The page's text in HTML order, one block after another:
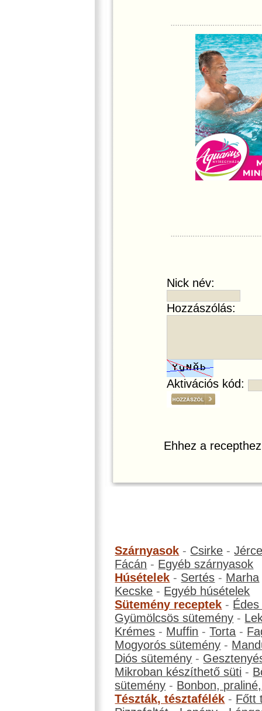
Nick név:
Hozzászólás:
Aktivációs kód:
Ehhez a
Szárnyasok - Csirke -
Fácán - Egyéb szárnyasok
Húsételek - Sertés - Marha
Kecske - Egyéb húsételek
Sütemény receptek -
Gyümölcsös sütemény -
Krémes - Muffin -Torta -
Mogyorós sütemény -
Diós sütemény -
Mikroban készíthető süti -
sütemény - Bonbon,
Tészták, tésztafélék - Főtt